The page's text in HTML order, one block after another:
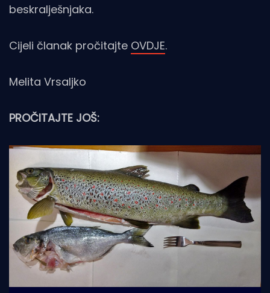
beskralješnjaka.
Cijeli članak pročitajte OVDJE.
Melita Vrsaljko
PROČITAJTE JOŠ: